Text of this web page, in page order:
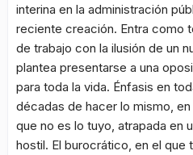
interina en la administración
reciente creación. Entra como
de trabajo con la ilusión de un
plantea presentarse a una
para toda la vida. Énfasis en
décadas de hacer lo mismo, en
que no es lo tuyo, atrapada en
hostil. El burocrático, en el que